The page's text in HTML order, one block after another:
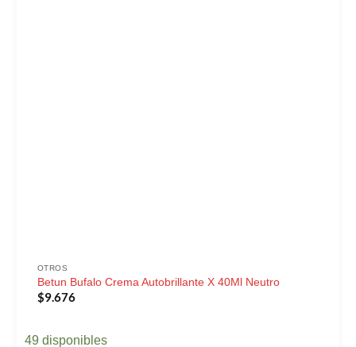
OTROS
Betun Bufalo Crema Autobrillante X 40Ml Neutro
$9.676
49 disponibles